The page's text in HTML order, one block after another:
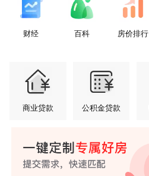
财经 百科 房价排行
商业贷款 公积金贷款